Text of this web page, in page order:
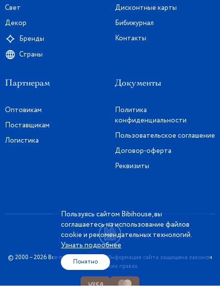
Свет
Декор
Бренды
Страны
Дисконтные карты
Бибижурнал
Контакты
Партнерам
Оптовикам
Поставщикам
Логистика
Документы
Политика
конфиденциальности
Пользовательское соглашение
Договор-оферта
Реквизиты
© 2000 – 2026 Все права защищены. Информация сайта защищена законом
об авторских правах.
Пользуясь сайтом Bibihouse, вы
соглашаетесь на использование файлов
cookie и рекомендательных технологий.
Узнать подробнее
Понятно